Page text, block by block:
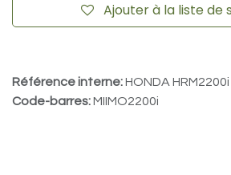
Ajouter à la liste de
Référence interne:HONDA HRM2200i
Code-barres:MIIMO2200i